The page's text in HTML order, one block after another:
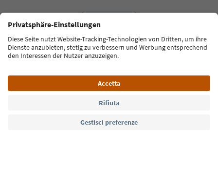
Südtirol Guide App